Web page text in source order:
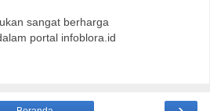
sangat berharga
portal infoblora.id